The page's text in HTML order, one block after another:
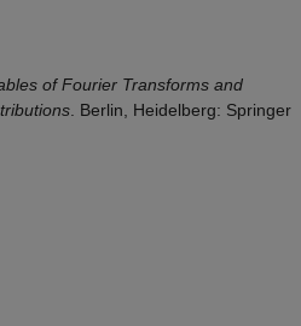
of Fourier Transforms and
. Berlin, Heidelberg: Springer